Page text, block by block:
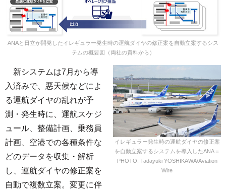
ANAと日立が開発したイレギュラー発生時の運航ダイヤの修正案を自動立案するシス
テムの概要図（両社の資料から）
イレギュラー発生時の運航ダイヤの修正案
を自動立案するシステムを導入したANA＝
PHOTO: Tadayuki YOSHIKAWA/Aviation
Wire
新システムは7月から導
入済みで、悪天候などによ
る運航ダイヤの乱れが予
測・発生時に、運航スケジ
ュール、整備計画、乗務員
計画、空港での各種条件な
どのデータを収集・解析
し、運航ダイヤの修正案を
自動で複数立案。変更に伴